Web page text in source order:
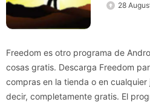
28
Freedom es otro programa de
cosas gratis. Descarga Freedom
compras en la tienda o en
decir, completamente gratis. El